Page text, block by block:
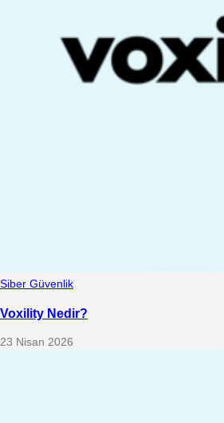
Siber Güvenlik
Voxility Nedir?
23 Nisan 2026